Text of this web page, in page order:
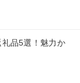
品5選！魅力か